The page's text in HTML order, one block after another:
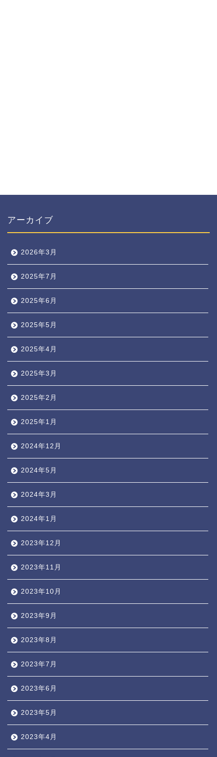
アーカイブ
2026年3月
2025年7月
2025年6月
2025年5月
2025年4月
2025年3月
2025年2月
2025年1月
2024年12月
2024年5月
2024年3月
2024年1月
2023年12月
2023年11月
2023年10月
2023年9月
2023年8月
2023年7月
2023年6月
2023年5月
2023年4月